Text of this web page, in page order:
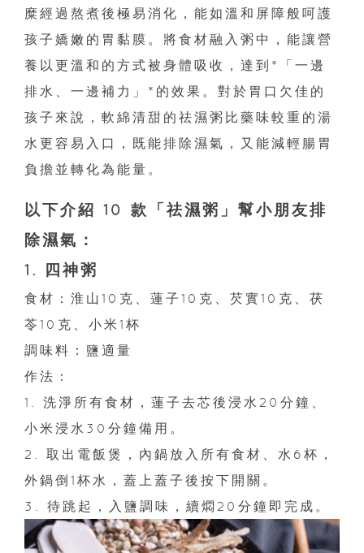
糜經過熬煮後極易消化，能如溫和屏障般呵護
孩子嬌嫩的胃黏膜。將食材融入粥中，能讓營
養以更溫和的方式被身體吸收，達到*「一邊
排水、一邊補力」*的效果。對於胃口欠佳的
孩子來說，軟綿清甜的祛濕粥比藥味較重的湯
水更容易入口，既能排除濕氣，又能減輕腸胃
負擔並轉化為能量。
以下介紹 10 款「祛濕粥」幫小朋友排
除濕氣：
1. 四神粥
食材：淮山10克、蓮子10克、芡實10克、茯
苓10克、小米1杯
調味料：鹽適量
作法：
1. 洗淨所有食材，蓮子去芯後浸水20分鐘、
小米浸水30分鐘備用。
2. 取出電飯煲，內鍋放入所有食材、水6杯，
外鍋倒1杯水，蓋上蓋子後按下開關。
3. 待跳起，入鹽調味，續燜20分鐘即完成。